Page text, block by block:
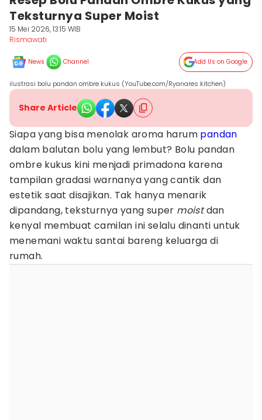
Teksturnya Super Moist
15 Mei 2026, 13:15 WIB
Rismawati
News Channel Add Us on Google
ilustrasi bolu pandan ombre kukus (YouTube.com/Ryanares kitchen)
Share Article
Siapa yang bisa menolak aroma harum pandan
dalam balutan bolu yang lembut? Bolu pandan
ombre kukus kini menjadi primadona karena
tampilan gradasi warnanya yang cantik dan
estetik saat disajikan. Tak hanya menarik
dipandang, teksturnya yang super moistdan
kenyal membuat camilan ini selalu dinanti untuk
menemani waktu santai bareng keluarga di
rumah.